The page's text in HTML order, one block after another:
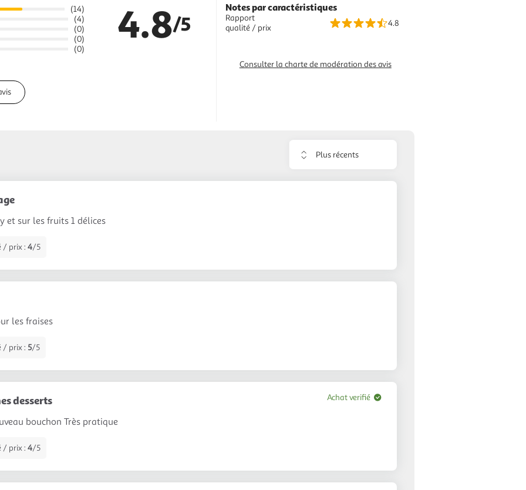
(14)
(4)
(0)
(0)
(0)
4.8/5
Notes par caractéristiques
Rapport
qualité / prix
4.8
Consulter la charte de modération des avis
Trier
avis
et sur les fruits 1 délices
/ prix : 4/5
les fraises
/ prix : 5/5
desserts
bouchon Très pratique
/ prix : 4/5
Achat verifié